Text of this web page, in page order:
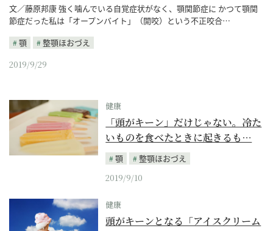
文／藤原邦康 強く噛んでいる自覚症状がなく、顎関節症に かつて顎関
節症だった私は「オープンバイト」（開咬）という不正咬合…
顎
整顎ほおづえ
2019/9/29
健康
「頭がキーン」だけじゃない。冷た
いものを食べたときに起きるも…
顎
整顎ほおづえ
2019/9/10
健康
頭がキーンとなる「アイスクリーム